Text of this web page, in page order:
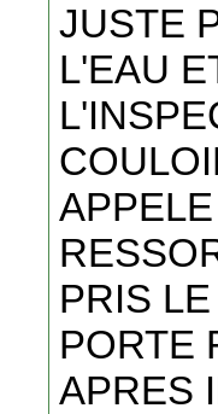
JUSTE
L'EAU
PRIS
PORTE
APRES